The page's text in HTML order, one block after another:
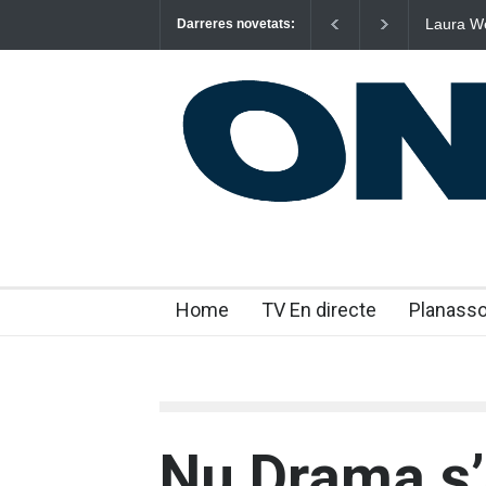
Darreres novetats:
Poggioli
Home TV En directe